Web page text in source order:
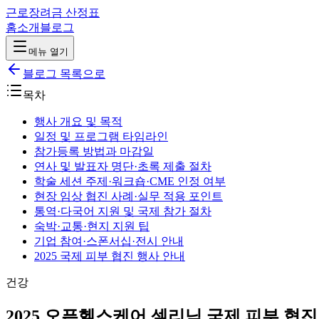
근로장려금 산정표
홈소개 블로그
메뉴 열기
블로그 목록으로
목차
행사 개요 및 목적
일정 및 프로그램 타임라인
참가등록 방법과 마감일
연사 및 발표자 명단·초록 제출 절차
학술 세션 주제·워크숍·CME 인정 여부
현장 임상 협진 사례·실무 적용 포인트
통역·다국어 지원 및 국제 참가 절차
숙박·교통·현지 지원 팁
기업 참여·스폰서십·전시 안내
2025 국제 피부 협진 행사 안내
건강